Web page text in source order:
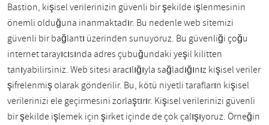
Bastion, kişisel verilerinizin güvenli bir şekilde işlenmesinin
önemli olduğuna inanmaktadır. Bu nedenle web sitemizi
güvenli bir bağlantı üzerinden sunuyoruz. Bu güvenliği çoğu
internet tarayıcısında adres çubuğundaki yeşil kilitten
tanıyabilirsiniz. Web sitesi aracılığıyla sağladığınız kişisel veriler
şifrelenmiş olarak gönderilir. Bu, kötü niyetli tarafların kişisel
verilerinizi ele geçirmesini zorlaştırır. Kişisel verilerinizi güvenli
bir şekilde işlemek için şirket içinde de çok çalışıyoruz. Örneğin